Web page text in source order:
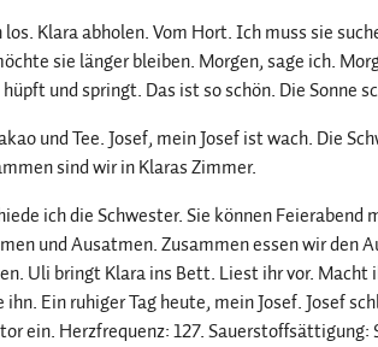
Klara abholen. Vom Hort. Ich muss sie
sie länger bleiben. Morgen, sage ich.
und springt. Das ist so schön. Die Sonne
und Tee. Josef, mein Josef ist wach. Die
sind wir in Klaras Zimmer.
ich die Schwester. Sie können
und Ausatmen. Zusammen essen wir den
Uli bringt Klara ins Bett. Liest ihr vor. Macht
ihn. Ein ruhiger Tag heute, mein Josef. Josef
ein. Herzfrequenz: 127. Sauerstoffsättigung: